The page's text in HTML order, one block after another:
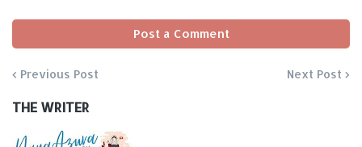
Post a Comment
Previous Post Next Post
THE WRITER